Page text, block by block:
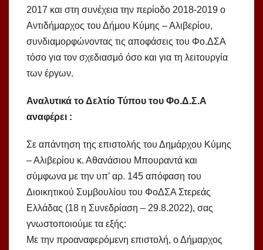
2017 και στη συνέχεια την περίοδο 2018-2019 ο
Αντιδήμαρχος του Δήμου Κύμης – Αλιβερίου,
συνδιαμορφώνοντας τις αποφάσεις του Φο.ΔΣΑ
τόσο για τον σχεδιασμό όσο και για τη λειτουργία
των έργων.
Αναλυτικά το Δελτίο Τύπου του Φο.Δ.Σ.Α
αναφέρει :
Σε απάντηση της επιστολής του Δημάρχου Κύμης
– Αλιβερίου κ. Αθανάσιου Μπουραντά και
σύμφωνα με την υπ’ αρ. 145 απόφαση του
Διοικητικού Συμβουλίου του ΦοΔΣΑ Στερεάς
Ελλάδας (18 η Συνεδρίαση – 29.8.2022), σας
γνωστοποιούμε τα εξής:
Με την προαναφερόμενη επιστολή, ο Δήμαρχος